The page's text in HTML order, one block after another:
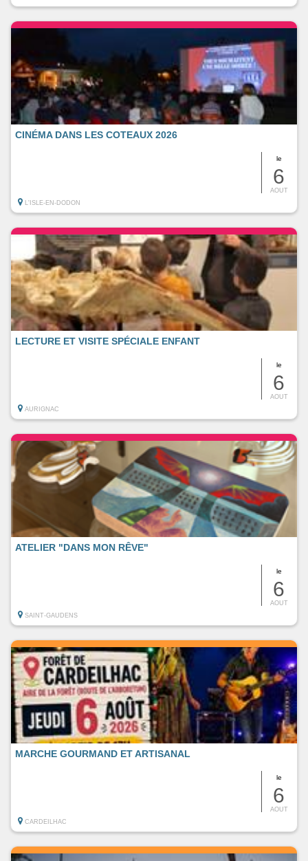
le
6
AOUT
CINÉMA DANS LES COTEAUX 2026
L'ISLE-EN-DODON
le
6
AOUT
LECTURE ET VISITE SPÉCIALE ENFANT
AURIGNAC
le
6
AOUT
ATELIER "DANS MON RÊVE"
SAINT-GAUDENS
le
6
AOUT
MARCHE GOURMAND ET ARTISANAL
CARDEILHAC